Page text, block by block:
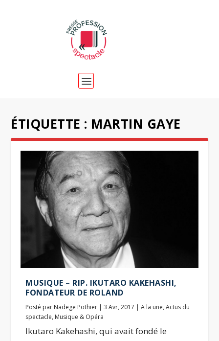
ÉTIQUETTE : MARTIN GAYE
MUSIQUE – RIP. IKUTARO KAKEHASHI,
FONDATEUR DE ROLAND
Posté par Nadege Pothier |3 Avr, 2017 |A la une,Actus du
spectacle, Musique & Opéra
Ikutaro Kakehashi, qui avait fondé le